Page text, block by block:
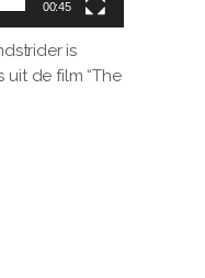
00:45
is
de film “The